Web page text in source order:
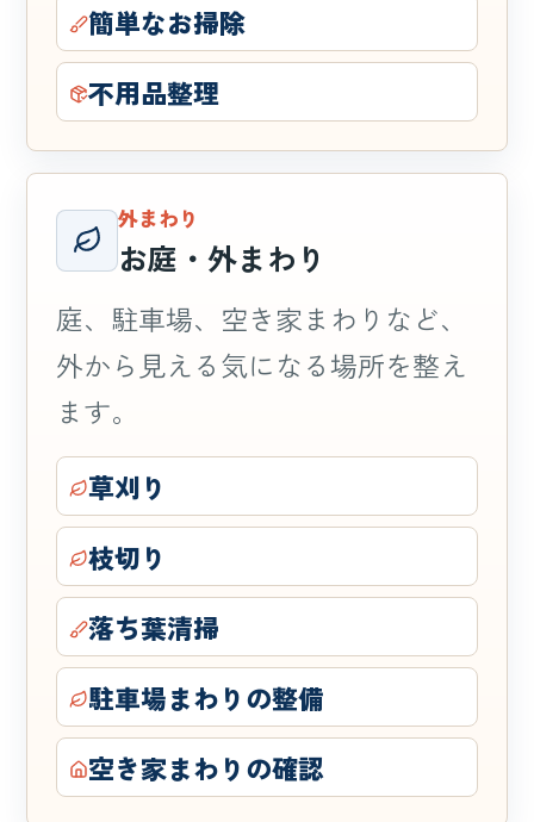
簡単なお掃除
不用品整理
外まわり
お庭・外まわり
庭、駐車場、空き家まわりなど、
外から見える気になる場所を整え
ます。
草刈り
枝切り
落ち葉清掃
駐車場まわりの整備
空き家まわりの確認